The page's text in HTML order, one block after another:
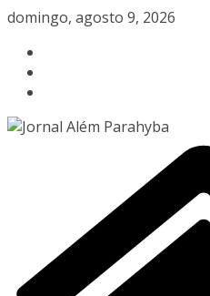
Pular
conteúdo
domingo, agosto 9, 2026